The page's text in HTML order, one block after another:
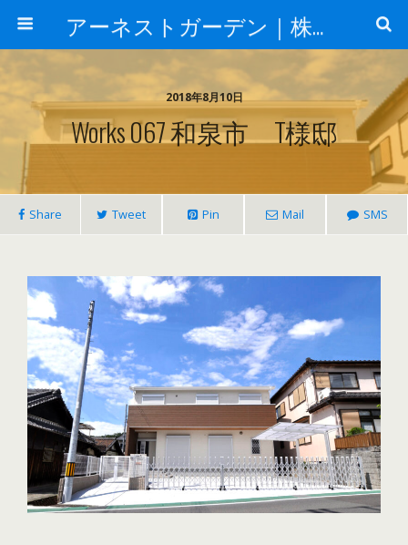
アーネストガーデン｜株式会社三栄建設
2018年8月10日
Works 067 和泉市 T様邸
Share Tweet Pin Mail SMS